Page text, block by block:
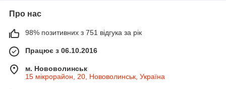
Про нас
98% позитивних з 751 відгука за рік
Працює з 06.10.2016
м. Нововолинськ
15 мікрорайон, 20, Нововолинськ, Україна